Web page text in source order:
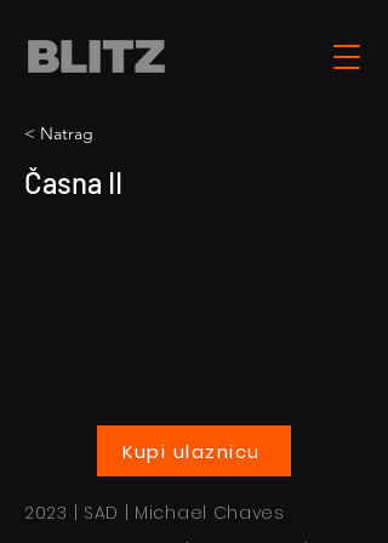
< Natrag
Časna II
Kupi ulaznicu
2023 | SAD | Michael Chaves